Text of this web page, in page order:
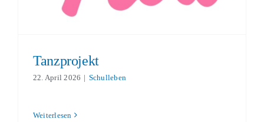
Tanzprojekt
22. April 2026 | Schulleben
Weiterlesen